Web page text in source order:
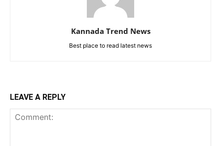
Kannada Trend News
Best place to read latest news
LEAVE A REPLY